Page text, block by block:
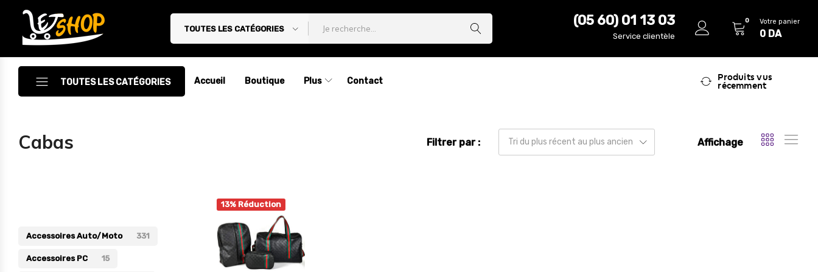
Letshop.dz
TOUTES LES CATÉGORIES
(05 60) 01 13 03
Service clientèle
0 Votre panier
0 DA
TOUTES LES CATÉGORIES
Accessoires
Décoration
Electroménager
Accueil Boutique Plus Contact
Produits vus
récemment
Cabas Filtrer par : Tri du plus récent au plus ancien Affichage
13% Réduction
Accessoires Auto/Moto 331
Accessoires PC 15